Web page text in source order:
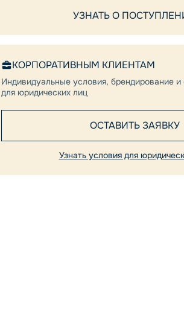
УЗНАТЬ О
КОРПОРАТИВНЫМ КЛИЕНТАМ
Индивидуальные условия, брендирование
для юридических лиц
ОСТАВИТЬ ЗАЯВКУ
Узнать условия для